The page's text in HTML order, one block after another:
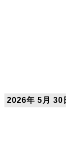
2026年 5月 30